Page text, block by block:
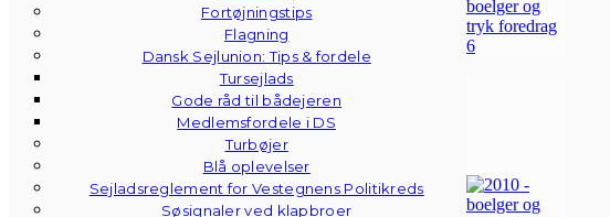
Fortøjningstips
Flagning
Dansk Sejlunion: Tips & fordele
Tursejlads
Gode råd til bådejeren
Medlemsfordele i DS
Turbøjer
Blå oplevelser
Sejladsreglement for Vestegnens Politikreds
Søsignaler ved klapbroer